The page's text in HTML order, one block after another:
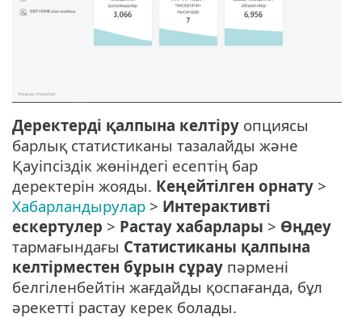
Деректерді қалпына келтіру опциясы
барлық статистиканы тазалайды және
Қауіпсіздік жөніндегі есептің бар
деректерін жояды. Кеңейтілген орнату >
Хабарландырулар > Интерактивті
ескертулер > Растау хабарлары > Өңдеу
тармағындағы Статистиканы қалпына
келтірместен бұрын сұрау пәрмені
белгіленбейтін жағдайды қоспағанда, бұл
әрекетті растау керек болады.